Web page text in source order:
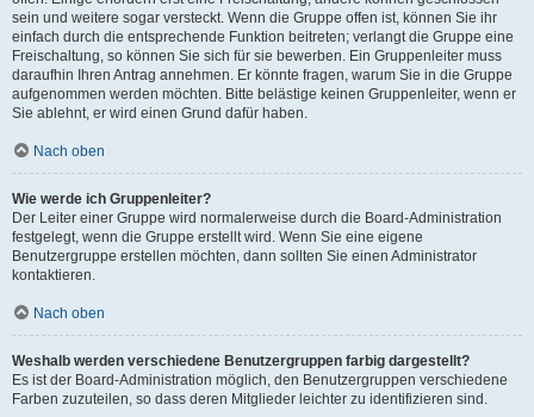
sein und weitere sogar versteckt. Wenn die Gruppe offen ist, können Sie ihr
einfach durch die entsprechende Funktion beitreten; verlangt die Gruppe eine
Freischaltung, so können Sie sich für sie bewerben. Ein Gruppenleiter muss
daraufhin Ihren Antrag annehmen. Er könnte fragen, warum Sie in die Gruppe
aufgenommen werden möchten. Bitte belästige keinen Gruppenleiter, wenn er
Sie ablehnt, er wird einen Grund dafür haben.
Nach oben
Wie werde ich Gruppenleiter?
Der Leiter einer Gruppe wird normalerweise durch die Board-Administration
festgelegt, wenn die Gruppe erstellt wird. Wenn Sie eine eigene
Benutzergruppe erstellen möchten, dann sollten Sie einen Administrator
kontaktieren.
Nach oben
Weshalb werden verschiedene Benutzergruppen farbig dargestellt?
Es ist der Board-Administration möglich, den Benutzergruppen verschiedene
Farben zuzuteilen, so dass deren Mitglieder leichter zu identifizieren sind.